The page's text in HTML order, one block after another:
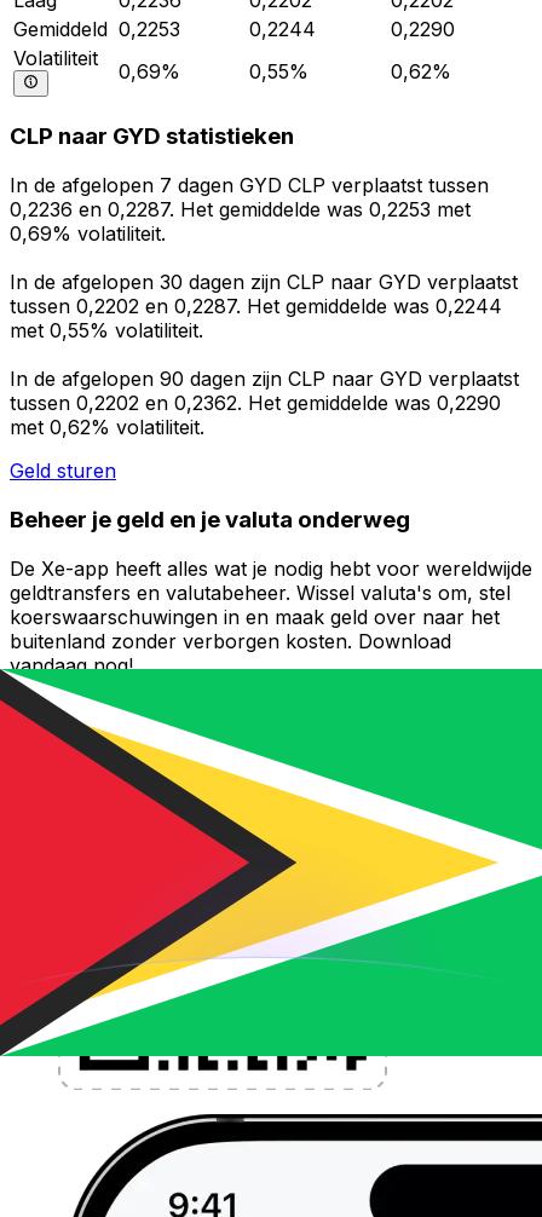
Gemiddeld 0,2253 0,2244
0,2290
Volatiliteit
0,69% 0,55% 0,62%
CLP naar GYD statistieken
In de afgelopen 7 dagen GYD CLP verplaatst tussen
0,2236 en 0,2287. Het gemiddelde was 0,2253 met
0,69% volatiliteit.
In de afgelopen 30 dagen zijn CLP naar GYD verplaatst
tussen 0,2202 en 0,2287. Het gemiddelde was 0,2244
met 0,55% volatiliteit.
In de afgelopen 90 dagen zijn CLP naar GYD verplaatst
tussen 0,2202 en 0,2362. Het gemiddelde was 0,2290
met 0,62% volatiliteit.
Geld sturen
Beheer je geld en je valuta onderweg
De Xe-app heeft alles wat je nodig hebt voor wereldwijde
geldtransfers en valutabeheer. Wissel valuta's om, stel
koerswaarschuwingen in en maak geld over naar het
buitenland zonder verborgen kosten. Download
vandaag nog!